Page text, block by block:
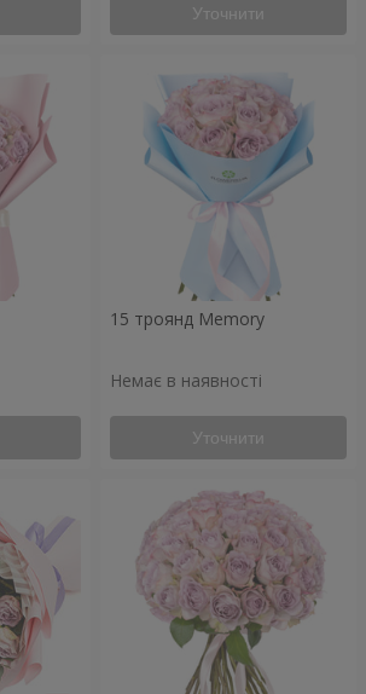
Уточнити
15 троянд Memory
Немає в наявності
Уточнити